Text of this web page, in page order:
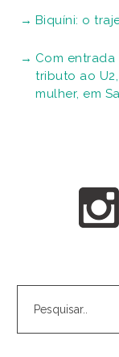
Biquíni: o
Com
tributo ao
mulher, em